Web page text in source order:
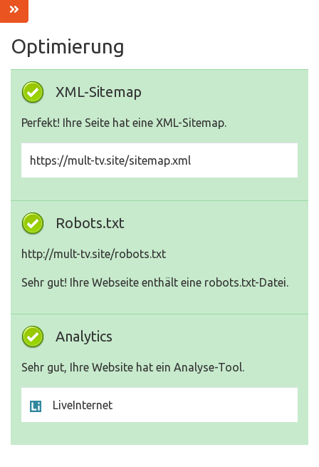
Optimierung
XML-Sitemap
Perfekt! Ihre Seite hat eine XML-Sitemap.
https://mult-tv.site/sitemap.xml
Robots.txt
http://mult-tv.site/robots.txt
Sehr gut! Ihre Webseite enthält eine robots.txt-Datei.
Analytics
Sehr gut, Ihre Website hat ein Analyse-Tool.
LiveInternet